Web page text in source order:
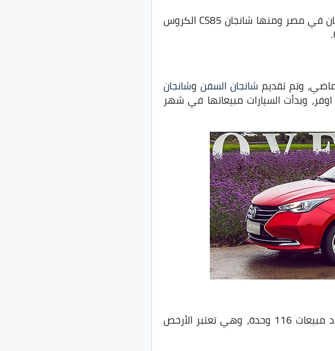
كما ننتظر من غبور تقديم موديلات جديدة تم عرضها في حفل تقديم شانجان في مصر ومنها شانجان CS85 الكروس
وتم تقديم شانجان السفنوشانجان
وبدأت السيارات مبيعاتها في شهر
حققت Changan Alsvin في السوق المصري خلال شهر يونيو إجمالي عدد مبيعات 116 وحدة، وهي تعتبر الأرخص